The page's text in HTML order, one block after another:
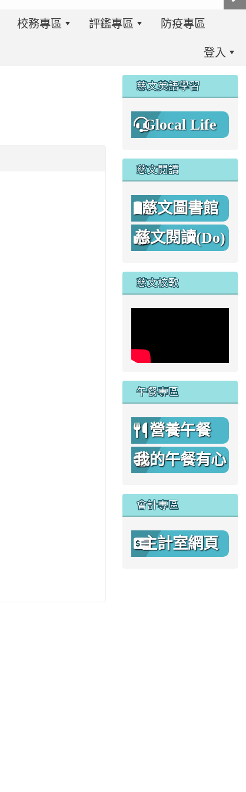
校務專區 評鑑專區
防疫專區
登入
\
慈文英語學習
Glocal Life
慈文閱讀
慈文圖書館
慈文閱讀(Do)
慈文校歌
午餐專區
營養午餐
我的午餐有心
會計專區
主計室網頁